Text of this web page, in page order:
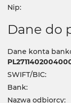
Nip:
Dane do
Dane konta
SWIFT/BIC:
Bank:
Nazwa odbiorcy: